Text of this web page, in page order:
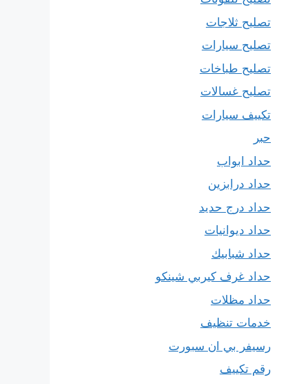
تصليح ثلاجات
تصليح سيارات
تصليح طباخات
تصليح غسالات
تكييف سيارات
حبر
حداد ابواب
حداد درابزين
حداد درج حديد
حداد ديوانيات
حداد شبابيك
حداد غرف كيربي شينكو
حداد مظلات
خدمات تنظيف
رسيفر بي ان سبورت
رقم تكييف